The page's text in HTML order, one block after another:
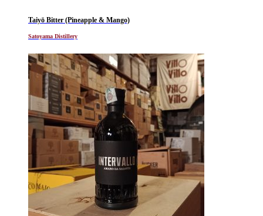
Taiyō Bitter (Pineapple & Mango)
Satoyama Distillery